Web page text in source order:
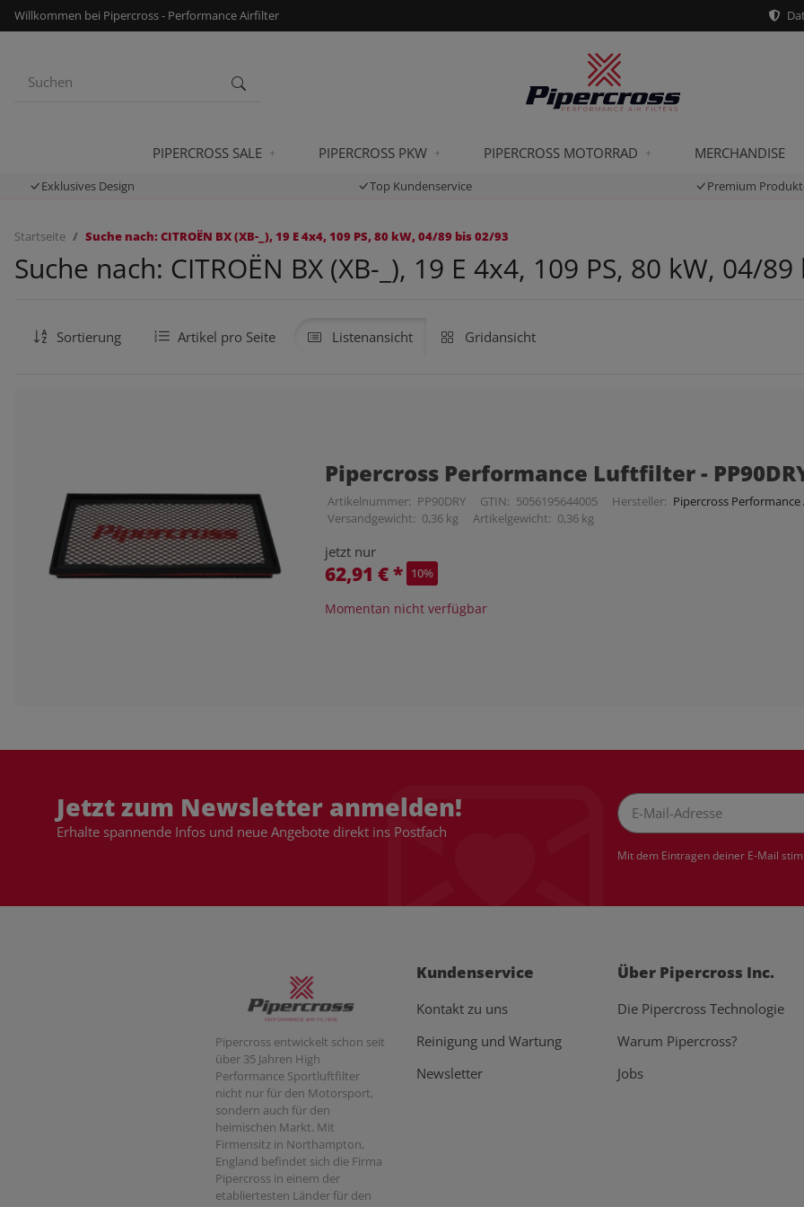
Willkommen bei Pipercross - Performance Airfilter
PIPERCROSS SALE PIPERCROSS PKW PIPERCROSS MOTORRAD MERCHANDISE
Exklusives Design Top Kundenservice Premium
Startseite Suche nach: CITROËN BX (XB-_), 19 E 4x4, 109 PS, 80 kW, 04/89 bis 02/93
Suche nach: CITROËN BX (XB-_), 19 E 4x4, 109 PS, 80 kW, 04/
Sortierung Artikel pro Seite Listenansicht Gridansicht
Pipercross Performance Luftfilter -
Artikelnummer: PP90DRY GTIN: 5056195644005 Hersteller: Pipercross
Versandgewicht: 0,36 kg Artikelgewicht: 0,36 kg
jetzt nur
62,91 €* 10%
Momentan nicht verfügbar
Jetzt zum Newsletter anmelden!
Erhalte spannende Infos und neue Angebote direkt ins Postfach
Mit dem Eintragen deiner E-Mail
Pipercross entwickelt schon seit
über 35 Jahren High
Performance Sportluftfilter
nicht nur für den Motorsport,
sondern auch für den
heimischen Markt. Mit
Firmensitz in Northampton,
England befindet sich die Firma
Pipercross in einem der
etabliertesten Länder für den
Kundenservice
Kontakt zu uns
Reinigung und Wartung
Newsletter
Über Pipercross Inc.
Die Pipercross Technologie
Warum Pipercross?
Jobs